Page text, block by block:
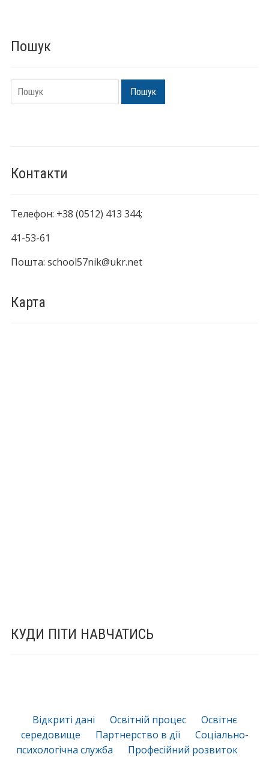
Пошук
Пошук Пошук
Контакти
Телефон: +38 (0512) 413 344;
41-53-61
Пошта: school57nik@ukr.net
Карта
КУДИ ПІТИ НАВЧАТИСЬ
Відкриті дані Освітній процес
Освітнє
середовище
Партнерство в дії
Соціально-
психологічна служба
Професійний розвиток